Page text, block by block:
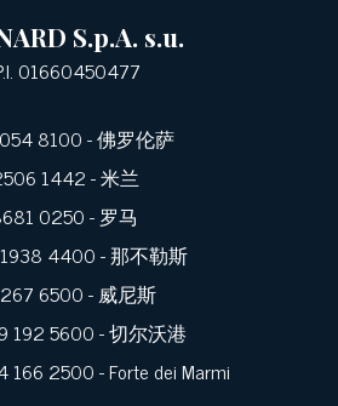
S.p.A. s.u.
01660450477
8100- 佛罗伦萨
1442- 米兰
0250- 罗马
4400- 那不勒斯
6500- 威尼斯
192 5600- 切尔沃港
166 2500- Forte dei Marmi